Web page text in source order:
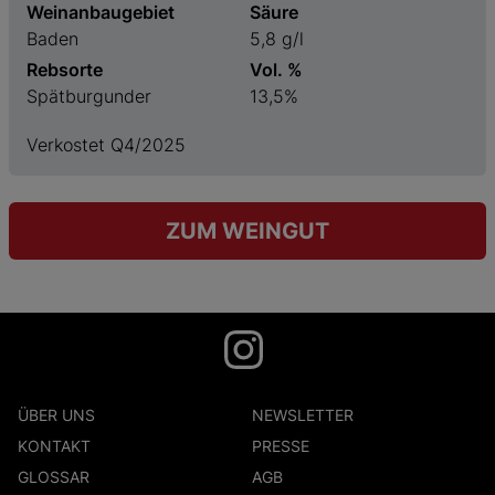
Weinanbaugebiet
Baden
Säure
5,8 g/l
Rebsorte
Spätburgunder
Vol. %
13,5%
Verkostet Q4/2025
ZUM WEINGUT
ÜBER UNS
NEWSLETTER
KONTAKT
PRESSE
GLOSSAR
AGB